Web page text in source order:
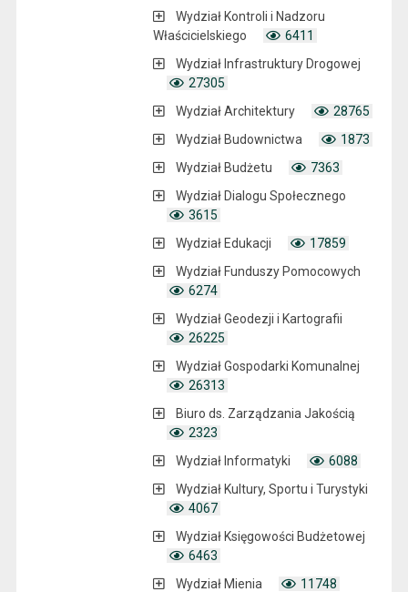
Wydział Kontroli i Nadzoru
Właścicielskiego
6411
Wydział Infrastruktury Drogowej
27305
Wydział Architektury
28765
Wydział Budownictwa
1873
Wydział Budżetu
7363
Wydział Dialogu Społecznego
3615
Wydział Edukacji
17859
Wydział Funduszy Pomocowych
6274
Wydział Geodezji i Kartografii
26225
Wydział Gospodarki Komunalnej
26313
Biuro ds. Zarządzania Jakością
2323
Wydział Informatyki
6088
Wydział Kultury, Sportu i Turystyki
4067
Wydział Księgowości Budżetowej
6463
Wydział Mienia
11748